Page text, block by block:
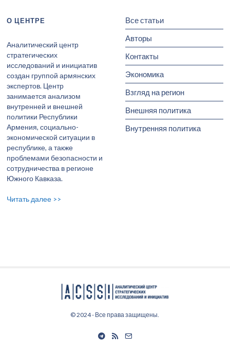
О ЦЕНТРЕ
Аналитический центр
стратегических
исследований и инициатив
создан группой армянских
экспертов. Центр
занимается анализом
внутренней и внешней
политики Республики
Армения, социально-
экономической ситуации в
республике, а также
проблемами безопасности и
сотрудничества в регионе
Южного Кавказа.
Читать далее >>
Все статьи
Авторы
Контакты
Экономика
Взгляд на регион
Внешняя политика
Внутренняя политика
© 2024 - Все права защищены.